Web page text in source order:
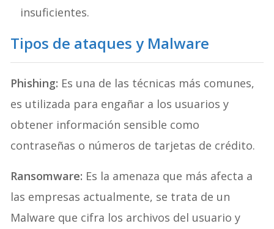
insuficientes.
Tipos de ataques y Malware
Phishing: Es una de las técnicas más comunes,
es utilizada para engañar a los usuarios y
obtener información sensible como
contraseñas o números de tarjetas de crédito.
Ransomware: Es la amenaza que más afecta a
las empresas actualmente, se trata de un
Malware que cifra los archivos del usuario y